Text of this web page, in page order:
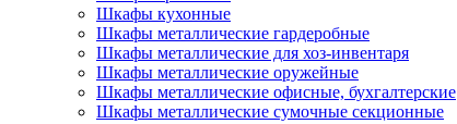
Шкафы кухонные
Шкафы металлические гардеробные
Шкафы металлические для хоз-инвентаря
Шкафы металлические оружейные
Шкафы металлические офисные, бухгалтерские
Шкафы металлические сумочные секционные